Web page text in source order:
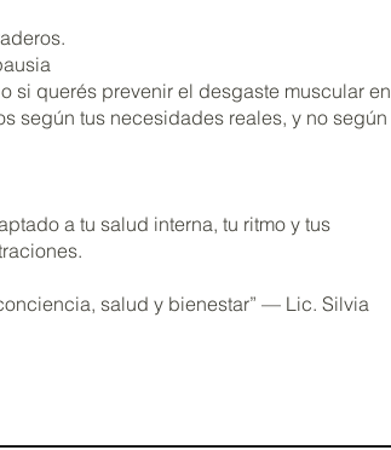
si querés prevenir el desgaste muscular en
según tus necesidades reales, y no según
a tu salud interna, tu ritmo y tus
salud y bienestar” — Lic. Silvia